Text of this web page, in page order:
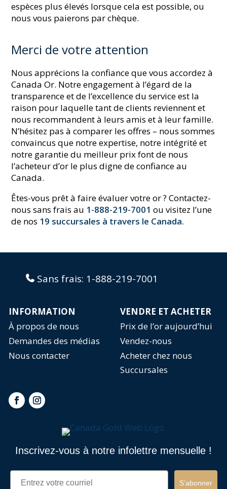
espèces plus élevés lorsque cela est possible, ou
nous vous paierons par chèque.
Merci de votre attention
Nous apprécions la confiance que vous accordez à
Canada Or. Notre engagement à l’égard de la
transparence et de l’excellence du service est la
raison pour laquelle tant de clients reviennent et
nous recommandent à leurs amis et à leur famille.
N’hésitez pas à comparer les offres – nous sommes
convaincus que notre expertise, notre intégrité et
notre garantie du meilleur prix font de nous
l’acheteur d’or le plus digne de confiance au
Canada.
Êtes-vous prêt à faire évaluer votre or ? Contactez-
nous sans frais au 1-888-219-7001 ou visitez l’une
de nos 19 succursales à travers le Canada.
Sans frais: 1-888-219-7001
INFORMATION
VENDRE ET ACHETER
À propos de nous
Prix de l’or aujourd’hui
Demandes des médias
Vendez-nous
Nous contacter
Acheter chez nous
Succursales
Inscrivez-vous à notre infolettre mensuelle !
Email
S’abonner